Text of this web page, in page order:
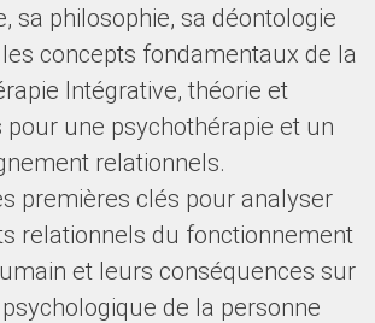
sa philosophie, sa déontologie
concepts fondamentaux de la
Intégrative, théorie et
pour une psychothérapie et un
relationnels.
premières clés pour analyser
relationnels du fonctionnement
et leurs conséquences sur
psychologique de la personne